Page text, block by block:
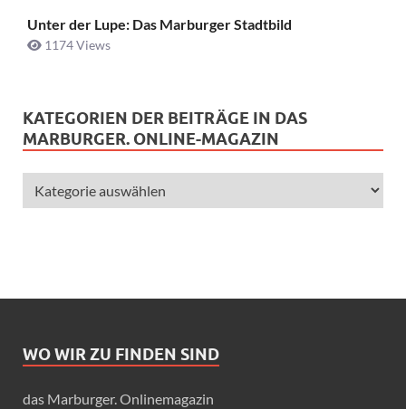
Unter der Lupe: Das Marburger Stadtbild
1174 Views
KATEGORIEN DER BEITRÄGE IN DAS
MARBURGER. ONLINE-MAGAZIN
WO WIR ZU FINDEN SIND
das Marburger. Onlinemagazin